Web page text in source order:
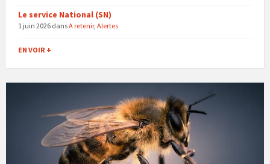
Le service National (SN)
1 juin 2026 dansA retenir, Alertes
EN VOIR +